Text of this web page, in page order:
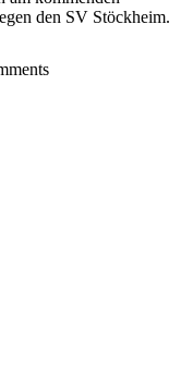
den SV Stöckheim.